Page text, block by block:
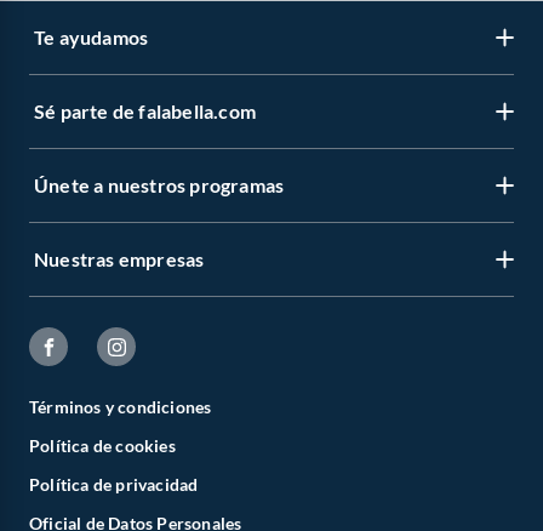
Te ayudamos
Sé parte de falabella.com
Únete a nuestros programas
Nuestras empresas
Términos y condiciones
Política de cookies
Política de privacidad
Oficial de Datos Personales